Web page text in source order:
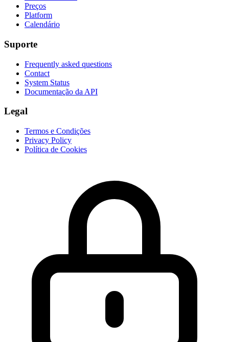
Preços
Platform
Calendário
Suporte
Frequently asked questions
Contact
System Status
Documentação da API
Legal
Termos e Condições
Privacy Policy
Política de Cookies